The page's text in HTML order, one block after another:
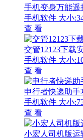
手机变身万能遥
手机软件 大小
查 看
交管12123下载
手机软件 大小
查 看
申行者快递助手
手机软件 大小
查 看
小宏人司机版运